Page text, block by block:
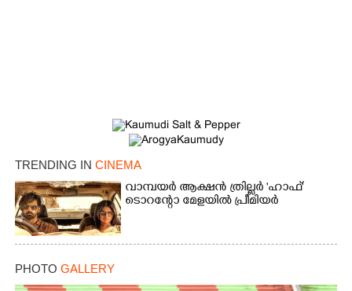
TRENDING IN CINEMA
വാമ്പയർ ആക്ഷൻ ത്രില്ലർ 'ഹാഫ്'
ടൊറന്റോ മേളയിൽ പ്രീമിയർ
PHOTO GALLERY